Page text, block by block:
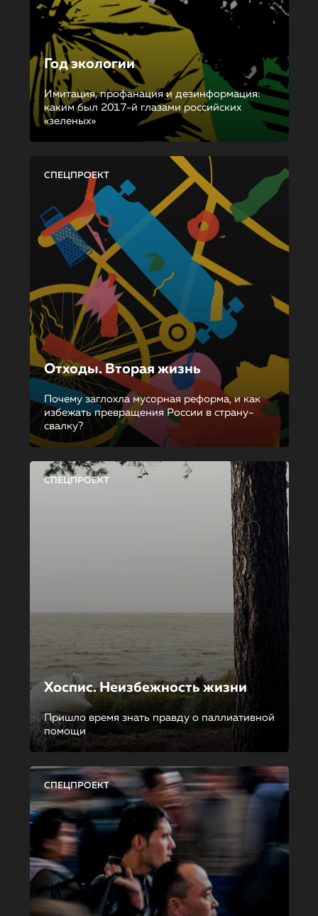
Год экологии
Имитация, профанация и дезинформация:
каким был 2017-й глазами российских
«зеленых»
СПЕЦПРОЕКТ
Отходы. Вторая жизнь
Почему заглохла мусорная реформа, и как
избежать превращения России в страну-
свалку?
СПЕЦПРОЕКТ
Хоспис. Неизбежность жизни
Пришло время знать правду о паллиативной
помощи
СПЕЦПРОЕКТ